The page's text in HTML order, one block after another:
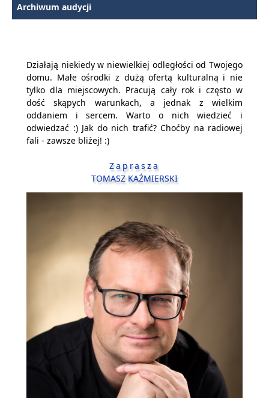
Archiwum audycji
Działają niekiedy w niewielkiej odległości od Twojego
domu. Małe ośrodki z dużą ofertą kulturalną i nie
tylko dla miejscowych. Pracują cały rok i często w
dość skąpych warunkach, a jednak z wielkim
oddaniem i sercem. Warto o nich wiedzieć i
odwiedzać :) Jak do nich trafić? Choćby na radiowej
fali - zawsze bliżej! :)
Zaprasza
TOMASZ KAŹMIERSKI